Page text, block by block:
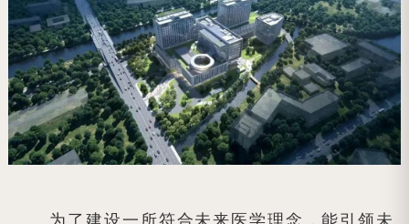
为了建设一所符合未来医学理念，能引领未